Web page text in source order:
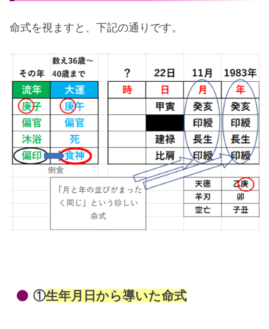
命式を視ますと、下記の通りです。
①生年月日から導いた命式